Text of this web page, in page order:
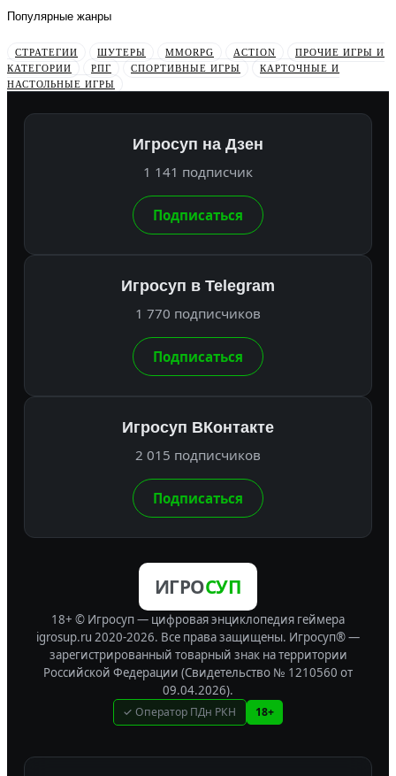
Популярные жанры
СТРАТЕГИИ ШУТЕРЫ MMORPG ACTION
ПРОЧИЕ ИГРЫ И
КАТЕГОРИИ
РПГ СПОРТИВНЫЕ ИГРЫ
КАРТОЧНЫЕ И
НАСТОЛЬНЫЕ ИГРЫ
Игросуп на Дзен
1 141 подписчик
Подписаться
Игросуп в Telegram
1 770 подписчиков
Подписаться
Игросуп ВКонтакте
2 015 подписчиков
Подписаться
ИГРОСУП
18+ © Игросуп — цифровая энциклопедия геймера
igrosup.ru 2020-2026. Все права защищены. Игросуп® —
зарегистрированный товарный знак на территории
Российской Федерации (Свидетельство № 1210560 от
09.04.2026).
✓ Оператор ПДн РКН 18+